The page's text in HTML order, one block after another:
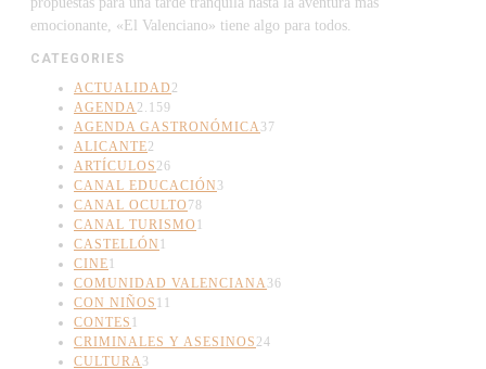
emocionante, «El Valenciano» tiene algo para todos.
CATEGORIES
ACTUALIDAD 2
AGENDA2.159
AGENDA GASTRONÓMICA37
ALICANTE2
ARTÍCULOS 26
CANAL EDUCACIÓN 3
CANAL OCULTO 78
CANAL TURISMO 1
CASTELLÓN 1
CINE1
COMUNIDAD VALENCIANA36
CON NIÑOS 11
CONTES 1
CRIMINALES Y ASESINOS 24
CULTURA3